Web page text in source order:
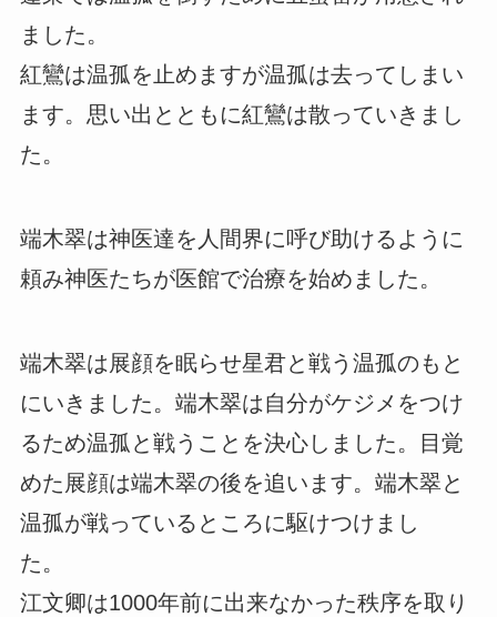
ました。
紅鸞は温孤を止めますが温孤は去ってしまい
ます。思い出とともに紅鸞は散っていきまし
た。
端木翠は神医達を人間界に呼び助けるように
頼み神医たちが医館で治療を始めました。
端木翠は展顔を眠らせ星君と戦う温孤のもと
にいきました。端木翠は自分がケジメをつけ
るため温孤と戦うことを決心しました。目覚
めた展顔は端木翠の後を追います。端木翠と
温孤が戦っているところに駆けつけまし
た。
江文卿は1000年前に出来なかった秩序を取り